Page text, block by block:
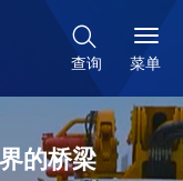

查询 菜单
的桥梁